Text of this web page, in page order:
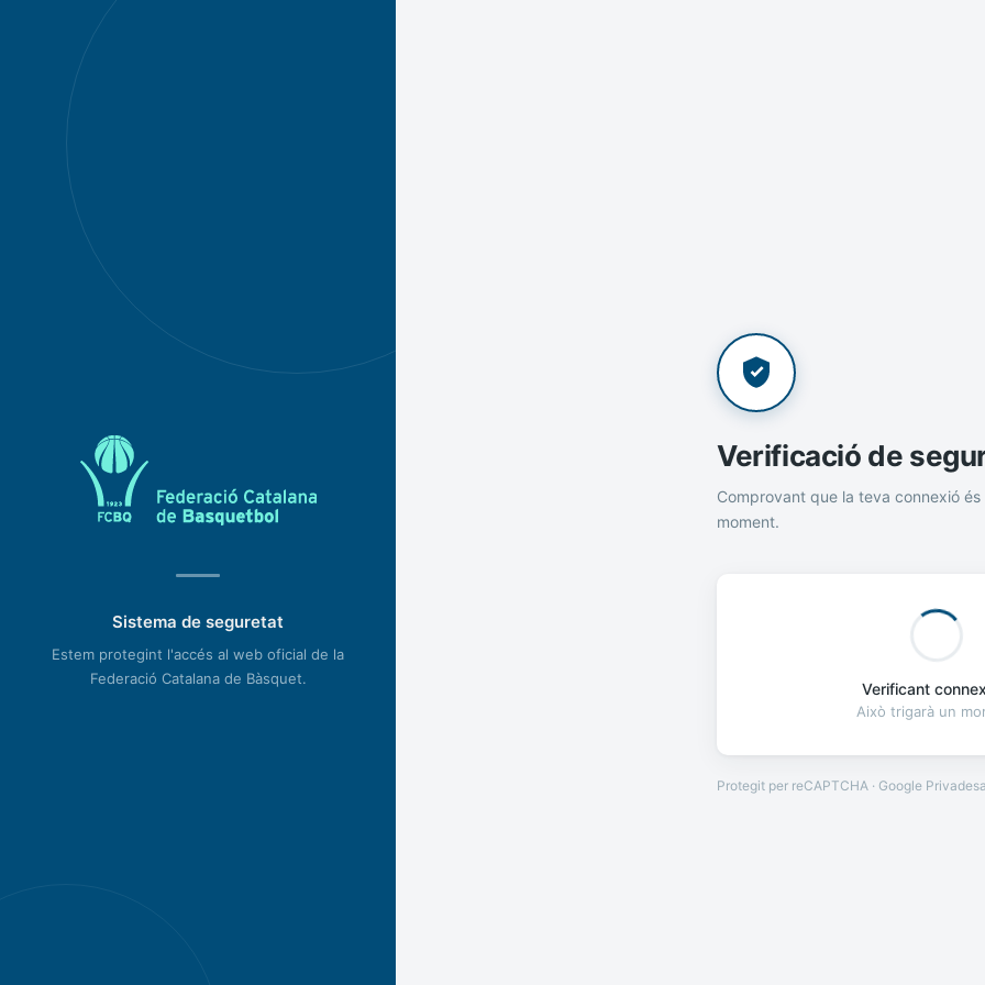
Sistema de seguretat
Estem protegint l'accés al web oficial de la
Federació Catalana de Bàsquet.
Verificació de
Comprovant que la teva connexió és
moment.
Verificant
Això trigarà un
Protegit per reCAPTCHA · Google Privadesa